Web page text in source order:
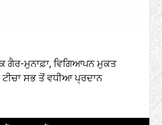
ਗੈਰ-ਮੁਨਾਫ਼ਾ, ਵਿਗਿਆਪਨ ਮੁਕਤ
ਸਭ ਤੋਂ ਵਧੀਆ ਪ੍ਰਦਾਨ